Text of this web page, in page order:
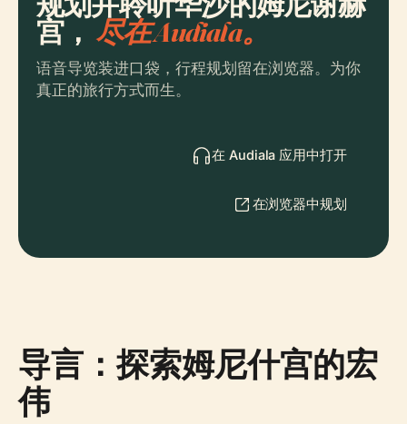
宫， 尽在 Audiala。
语音导览装进口袋，行程规划留在浏览器。为你
真正的旅行方式而生。
在 Audiala 应用中打开
在浏览器中规划
导言：探索姆尼什宫的宏
伟